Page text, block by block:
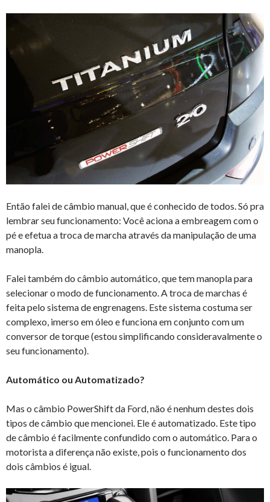
Então falei de câmbio manual, que é conhecido de todos. Só pra
lembrar seu funcionamento: Você aciona a embreagem com o
pé e efetua a troca de marcha através da manipulação de uma
manopla.
Falei também do câmbio automático, que tem manopla para
selecionar o modo de funcionamento. A troca de marchas é
feita pelo sistema de engrenagens. Este sistema costuma ser
complexo, imerso em óleo e funciona em conjunto com um
conversor de torque (estou simplificando consideravalmente o
seu funcionamento).
Automático ou Automatizado?
Mas o câmbio PowerShift da Ford, não é nenhum destes dois
tipos de câmbio que mencionei. Ele é automatizado. Este tipo
de câmbio é facilmente confundido com o automático. Para o
motorista a diferença não existe, pois o funcionamento dos
dois câmbios é igual.